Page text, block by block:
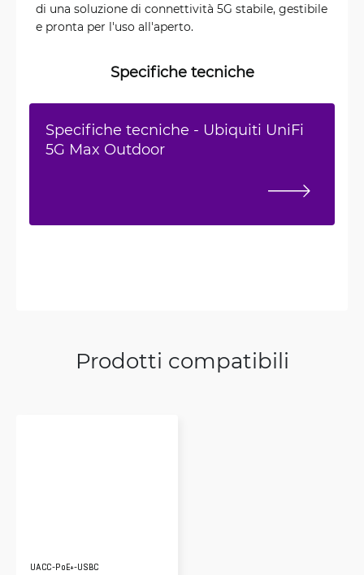
di una soluzione di connettività 5G stabile, gestibile
e pronta per l'uso all'aperto.
Specifiche tecniche
Specifiche tecniche - Ubiquiti UniFi
5G Max Outdoor
Prodotti compatibili
UACC-PoE+-USBC